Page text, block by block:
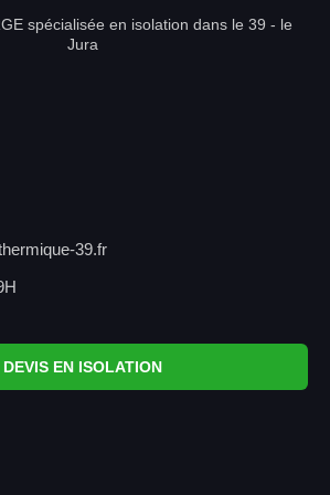
spécialisée en isolation dans le 39 - le
Jura
39.fr
DEVIS EN ISOLATION